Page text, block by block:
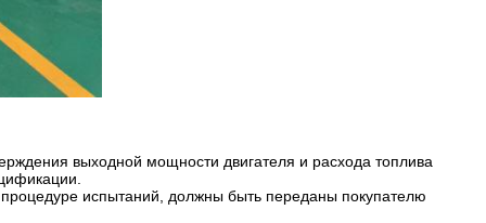
выходной мощности двигателя и расхода топлива
испытаний, должны быть переданы покупателю